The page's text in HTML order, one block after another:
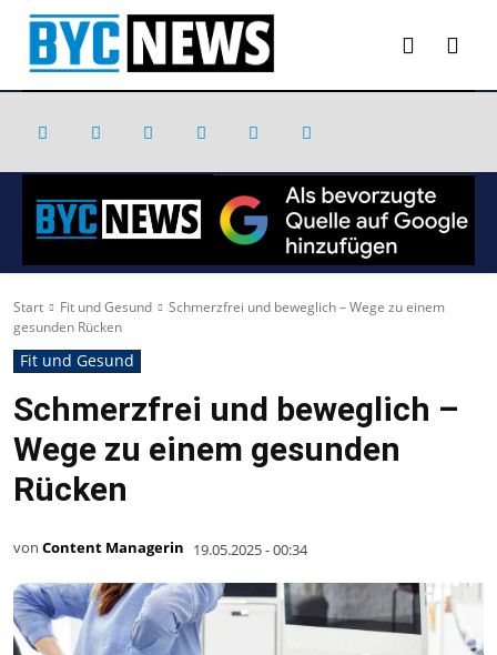
Start Fit und Gesund
Schmerzfrei und beweglich – Wege zu einem
gesunden Rücken
Fit und Gesund
Schmerzfrei und beweglich –
Wege zu einem gesunden
Rücken
von Content Managerin 19.05.2025 - 00:34